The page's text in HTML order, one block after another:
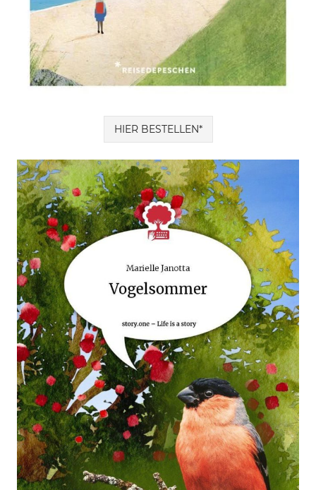
HIER BESTELLEN*